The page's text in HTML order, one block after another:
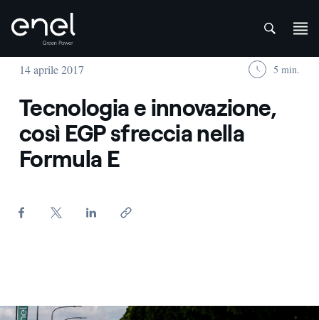
Salta al contenuto
14 aprile 2017 5 min.
Tecnologia e innovazione,
così EGP sfreccia nella
Formula E
Formula e - Enel Green Power